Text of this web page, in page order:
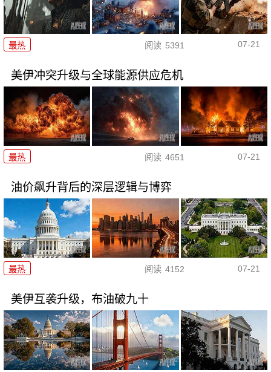
最热 阅读 5391 07-21
美伊冲突升级与全球能源供应危机
最热 阅读 4651 07-21
油价飙升背后的深层逻辑与博弈
最热 阅读 4152 07-21
美伊互袭升级，布油破九十